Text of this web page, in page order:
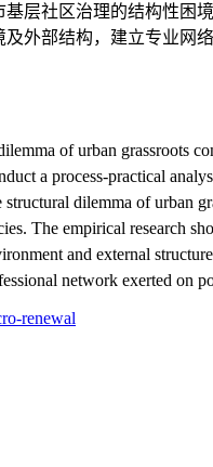
层社区治理的结构性
外部结构，建立专业
of urban grassroots
a process-practical
dilemma of urban
The empirical research
and external
network exerted on
renewal